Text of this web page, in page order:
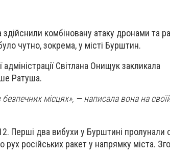
здійснили комбіновану атаку дронами та
чутно, зокрема, у місті Бурштин.
Світлана Онищук закликала
Ратуша.
місцях», — написала вона на
Перші два вибухи у Бурштині пролунали
російських ракет у напрямку міста.